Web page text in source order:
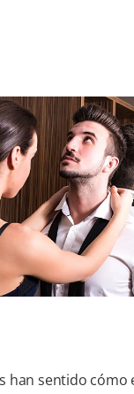
han sentido cómo